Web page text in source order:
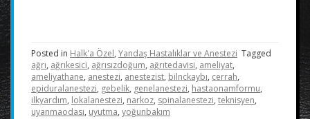
Posted in Halk'a Özel, Yandaş Hastalıklar ve Anestezi Tagged
ağrı, ağrıkesici, ağrısızdoğum, ağrıtedavisi, ameliyat,
ameliyathane, anestezi, anestezist, bilnckaybı, cerrah,
epiduralanestezi, gebelik, genelanestezi, hastaonamformu,
ilkyardım, lokalanestezi, narkoz, spinalanestezi, teknisyen,
uyanmaodası, uyutma, yoğunbakım